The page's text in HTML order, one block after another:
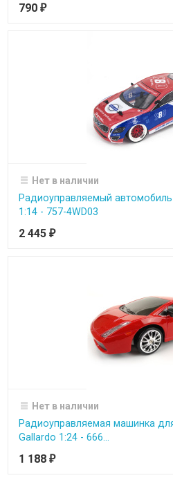
790 ₽
Нет в наличии
Радиоуправляемый
1:14 - 757-4WD03
2 445 ₽
Нет в наличии
Радиоуправляемая машинка
Gallardo 1:24 - 666...
1 188 ₽